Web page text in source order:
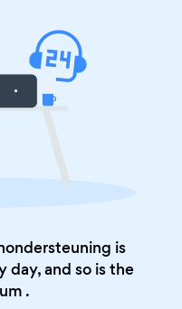
is
day, and so is the
.